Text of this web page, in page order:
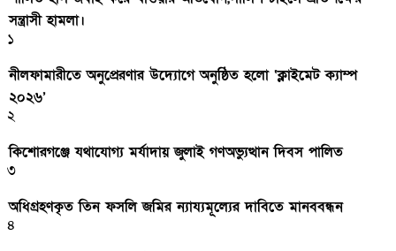
সন্ত্রাসী হামলা।
১
নীলফামারীতে অনুপ্রেরণার উদ্যোগে অনুষ্ঠিত হলো ‘ক্লাইমেট ক্যাম্প
২০২৬’
২
কিশোরগঞ্জে যথাযোগ্য মর্যাদায় জুলাই গণঅভ্যুত্থান দিবস পালিত
৩
অধিগ্রহণকৃত তিন ফসলি জমির ন্যায্যমূল্যের দাবিতে মানববন্ধন
৪